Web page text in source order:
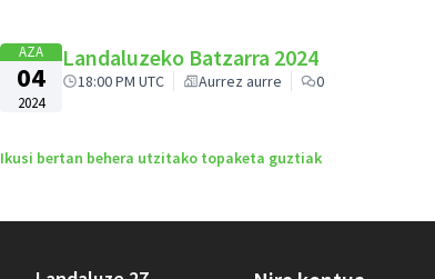
AZA
04
2024
Landaluzeko Batzarra 2024
18:00 PM UTC Aurrez aurre 0
Ikusi bertan behera utzitako topaketa guztiak